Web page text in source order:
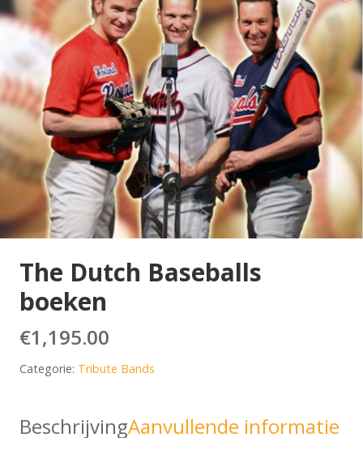
The Dutch Baseballs
boeken
€1,195.00
Categorie: Tribute Bands
BeschrijvingAanvullende informatie